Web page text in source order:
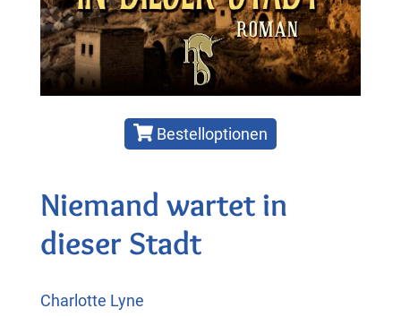
Bestelloptionen
Niemand wartet in
dieser Stadt
Charlotte Lyne